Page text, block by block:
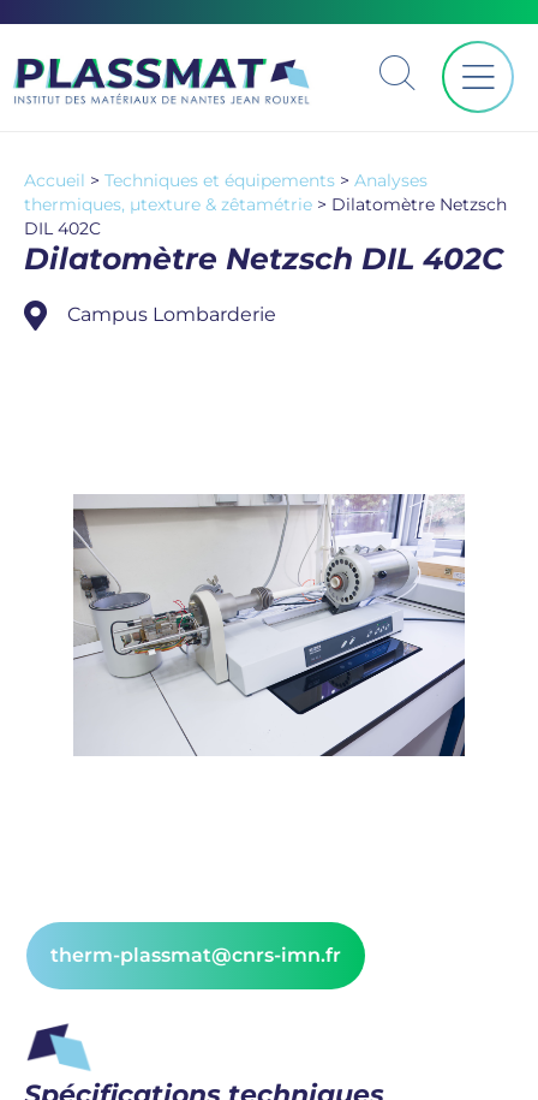
therm-plassmat@cnrs-imn.fr
Accueil > Techniques et équipements > Analyses
thermiques, µtexture & zêtamétrie > Dilatomètre Netzsch
DIL 402C
Dilatomètre Netzsch DIL 402C
Campus Lombarderie